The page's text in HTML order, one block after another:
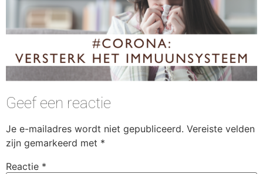
Geef een reactie
Je e-mailadres wordt niet gepubliceerd. Vereiste velden
zijn gemarkeerd met *
Reactie *